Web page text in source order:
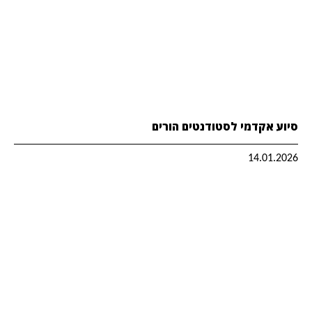
סיוע אקדמי לסטודנטים הורים
14.01.2026